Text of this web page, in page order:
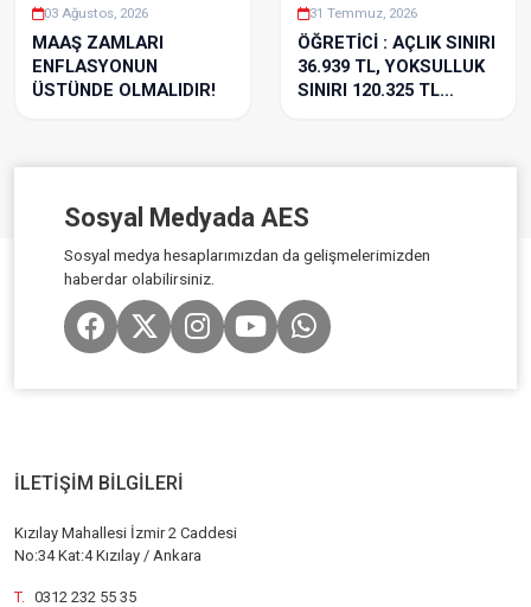
03 Ağustos, 2026
MAAŞ ZAMLARI
ENFLASYONUN
ÜSTÜNDE OLMALIDIR!
31 Temmuz, 2026
ÖĞRETİCİ : AÇLIK SINIRI
36.939 TL, YOKSULLUK
SINIRI 120.325 TL
Sosyal Medyada AES
Sosyal medya hesaplarımızdan da gelişmelerimizden
haberdar olabilirsiniz.
İLETİŞİM BİLGİLERİ
Kızılay Mahallesi İzmir 2 Caddesi
No:34 Kat:4 Kızılay / Ankara
T.
0312 232 55 35